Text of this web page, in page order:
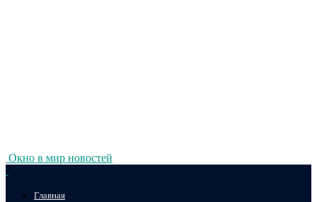
Окно в мир новостей
Главная